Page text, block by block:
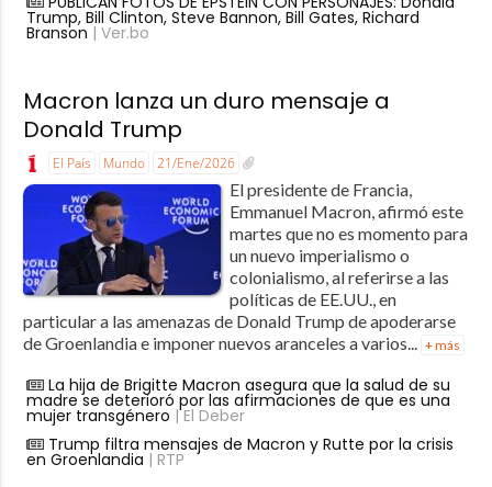
Trump, Bill Clinton, Steve Bannon, Bill Gates, Richard
Branson | Ver.bo
Macron lanza un duro mensaje a
Donald Trump
El País Mundo 21/Ene/2026
El presidente de Francia,
Emmanuel Macron, afirmó este
martes que no es momento para
un nuevo imperialismo o
colonialismo, al referirse a las
políticas de EE.UU., en
particular a las amenazas de Donald Trump de apoderarse
de Groenlandia e imponer nuevos aranceles a varios...
+ más
La hija de Brigitte Macron asegura que la salud de su
madre se deterioró por las afirmaciones de que es una
mujer transgénero | El Deber
Trump filtra mensajes de Macron y Rutte por la crisis
en Groenlandia | RTP